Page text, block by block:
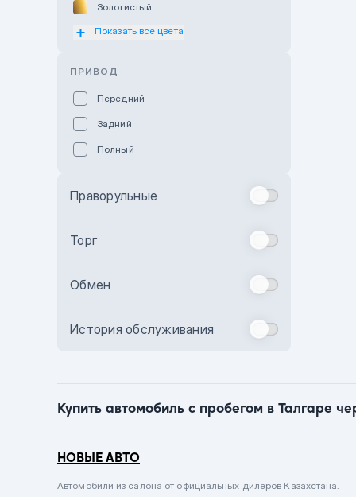
Золотистый
Оранжевый
Бежевый
Комбинированный
Серый металлик
Черный металлик
Стальной
Показать все цвета
ПРИВОД
Передний
Задний
Полный
Праворульные
Торг
Обмен
История обслуживания
Купить автомобиль с пробегом в Талгаре
НОВЫЕ АВТО
Автомобили из салона от официальных дилеров Казахстана.